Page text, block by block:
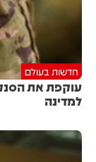
חדשות בעולם
עוקפת את
למדינה